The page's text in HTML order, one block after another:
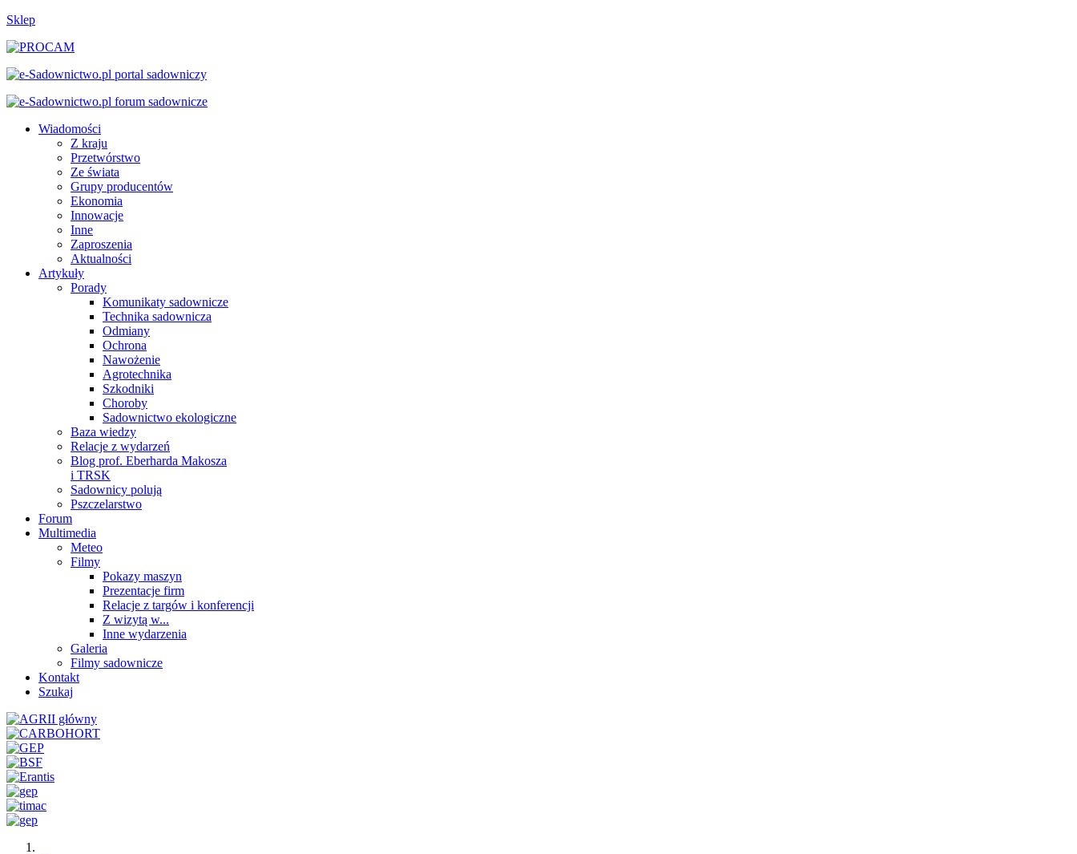
Sklep
Wiadomości
Z kraju
Przetwórstwo
Ze świata
Grupy producentów
Ekonomia
Innowacje
Inne
Zaproszenia
Aktualności
Artykuły
Porady
Komunikaty sadownicze
Technika sadownicza
Odmiany
Ochrona
Nawożenie
Agrotechnika
Szkodniki
Choroby
Sadownictwo ekologiczne
Baza wiedzy
Relacje z wydarzeń
Blog prof. Eberharda Makosza
i TRSK
Sadownicy polują
Pszczelarstwo
Forum
Multimedia
Meteo
Filmy
Pokazy maszyn
Prezentacje firm
Relacje z targów i konferencji
Z wizytą w...
Inne wydarzenia
Galeria
Filmy sadownicze
Kontakt
Szukaj